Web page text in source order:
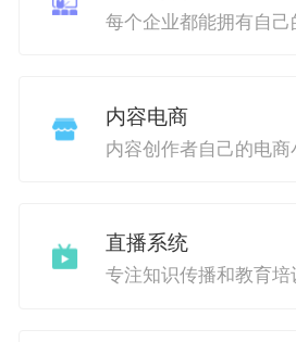
每个企业都能拥有自己
内容电商
内容创作者自己的电商
直播系统
专注知识传播和教育